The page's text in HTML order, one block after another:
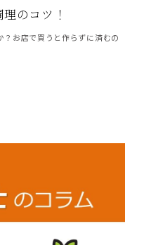
のコツ！
お店で買うと作らずに済むの